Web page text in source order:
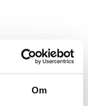
Om